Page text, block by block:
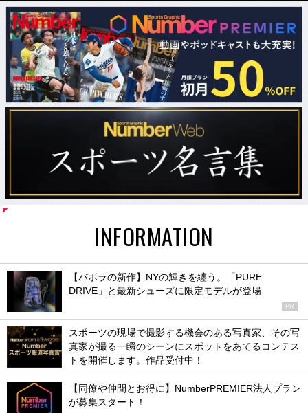
INFORMATION
【バボラの新作】NYの輝きを纏う。「PURE
DRIVE」と最新シューズに限定モデルが登場
PR
スポーツの現場で撮影する機会のある写真家、その写
真家が撮る一瞬のシーンにスポットをあてるコンテス
トを開催します。作品受付中！
【同僚や仲間とお得に】NumberPREMIER法人プラン
が募集スタート！